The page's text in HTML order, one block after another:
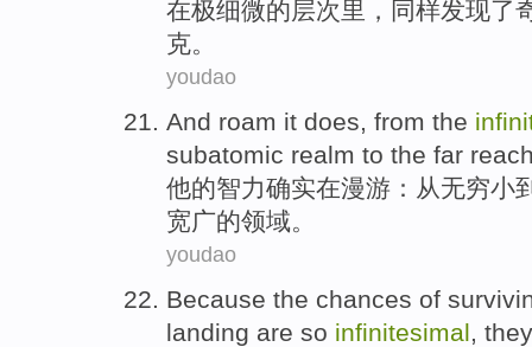
在极细微的层次里， 同样发现了
克。
youdao
And roam it does, from the
subatomic realm to the far
他的智力确实在漫游 ： 从无穷小
宽广的领域。
youdao
Because the chances of
landing are so infinitesimal, they